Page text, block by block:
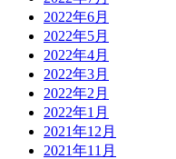
2022年6月
2022年5月
2022年4月
2022年3月
2022年2月
2022年1月
2021年12月
2021年11月